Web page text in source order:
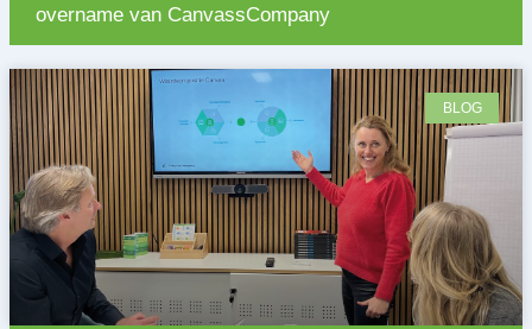
overname van CanvassCompany
BLOG